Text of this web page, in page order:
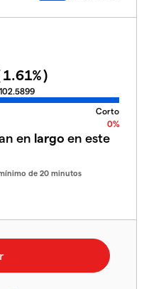
1.61%)
102.5899
Corto
0%
en largo en este
de 20 minutos